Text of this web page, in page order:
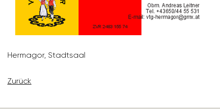
Hermagor, Stadt­saal
Zurück